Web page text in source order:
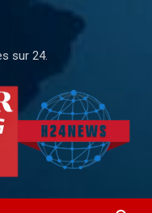
sur 24.